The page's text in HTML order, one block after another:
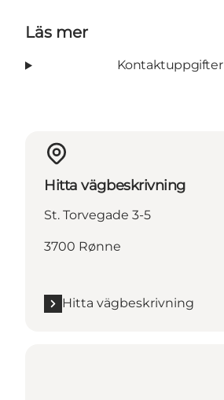
Läs mer
Kontaktuppgifter
Hitta vägbeskrivning
St. Torvegade 3-5
3700 Rønne
Hitta vägbeskrivning